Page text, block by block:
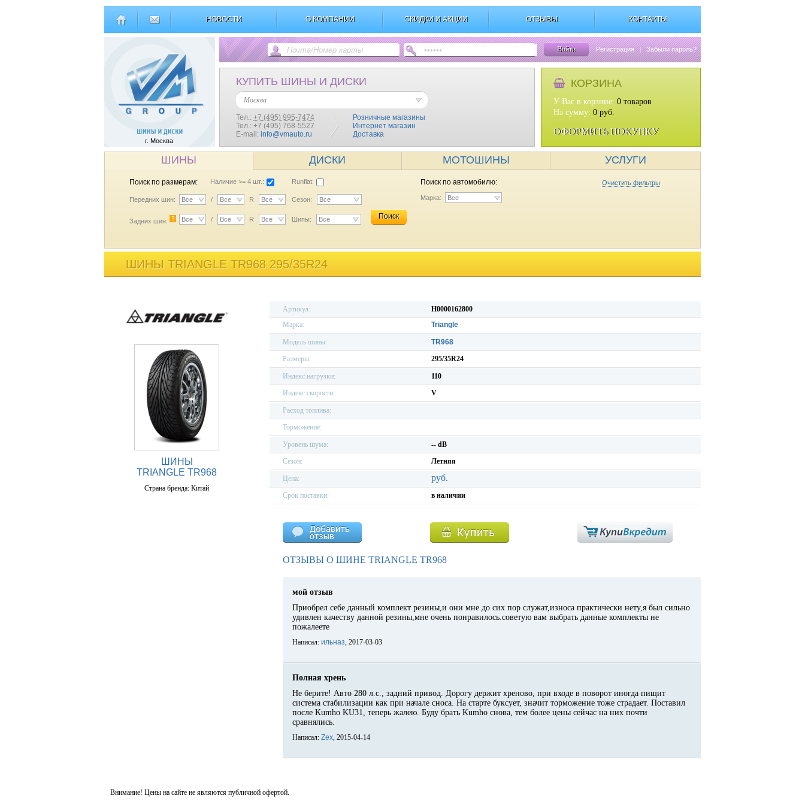
НОВОСТИ О КОМПАНИИ СКИДКИ И АКЦИИ ОТЗЫВЫ КОНТАКТЫ
г. Москва
Войти Регистрация | Забыли пароль?
КУПИТЬ ШИНЫ И ДИСКИ
Москва
Тел.: +7 (495) 995-7474
Тел.: +7 (495) 768-5527
E-mail: info@vmauto.ru
Розничные магазины
Интернет магазин
Доставка
КОРЗИНА
У Вас в корзине: 0 товаров
На сумму: 0 руб.
ОФОРМИТЬ ПОКУПКУ
ШИНЫ ДИСКИ МОТОШИНЫ УСЛУГИ
Поиск по размерам: Наличие >= 4 шт.: Runflat:
Передних шин: Все / Все R Все Сезон: Все
Задних шин: ? Все / Все R Все Шипы: Все Поиск
Поиск по автомобилю: Очистить фильтры
Марка: Все
ШИНЫ TRIANGLE TR968 295/35R24
ШИНЫ
TRIANGLE TR968
Страна бренда: Китай
Артикул:
H0000162800
Марка:
Triangle
Модель шины:
TR968
Размеры:
295/35R24
Индекс нагрузки:
110
Индекс скорости:
V
Расход топлива:
Торможение:
Уровень шума:
-- dB
Сезон:
Летняя
Цена: руб.
Срок поставки: в наличии
ОТЗЫВЫ О ШИНЕ TRIANGLE TR968
мой отзыв
Приобрел себе данный комплект резины,и они мне до сих пор служат,износа практически нету,я был сильно
удивлен качеству данной резины,мне очень понравилось.советую вам выбрать данные комплекты не
пожалеете
Написал: ильназ, 2017-03-03
Полная хрень
Не берите! Авто 280 л.с., задний привод. Дорогу держит хреново, при входе в поворот иногда пищит
система стабилизации как при начале сноса. На старте буксует, значит торможение тоже страдает. Поставил
после Kumho KU31, теперь жалею. Буду брать Kumho снова, тем более цены сейчас на них почти
сравнялись.
Написал: Zex, 2015-04-14
Внимание! Цены на сайте не являются публичной офертой.